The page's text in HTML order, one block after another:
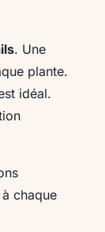
. Une
plante.
idéal.
chaque